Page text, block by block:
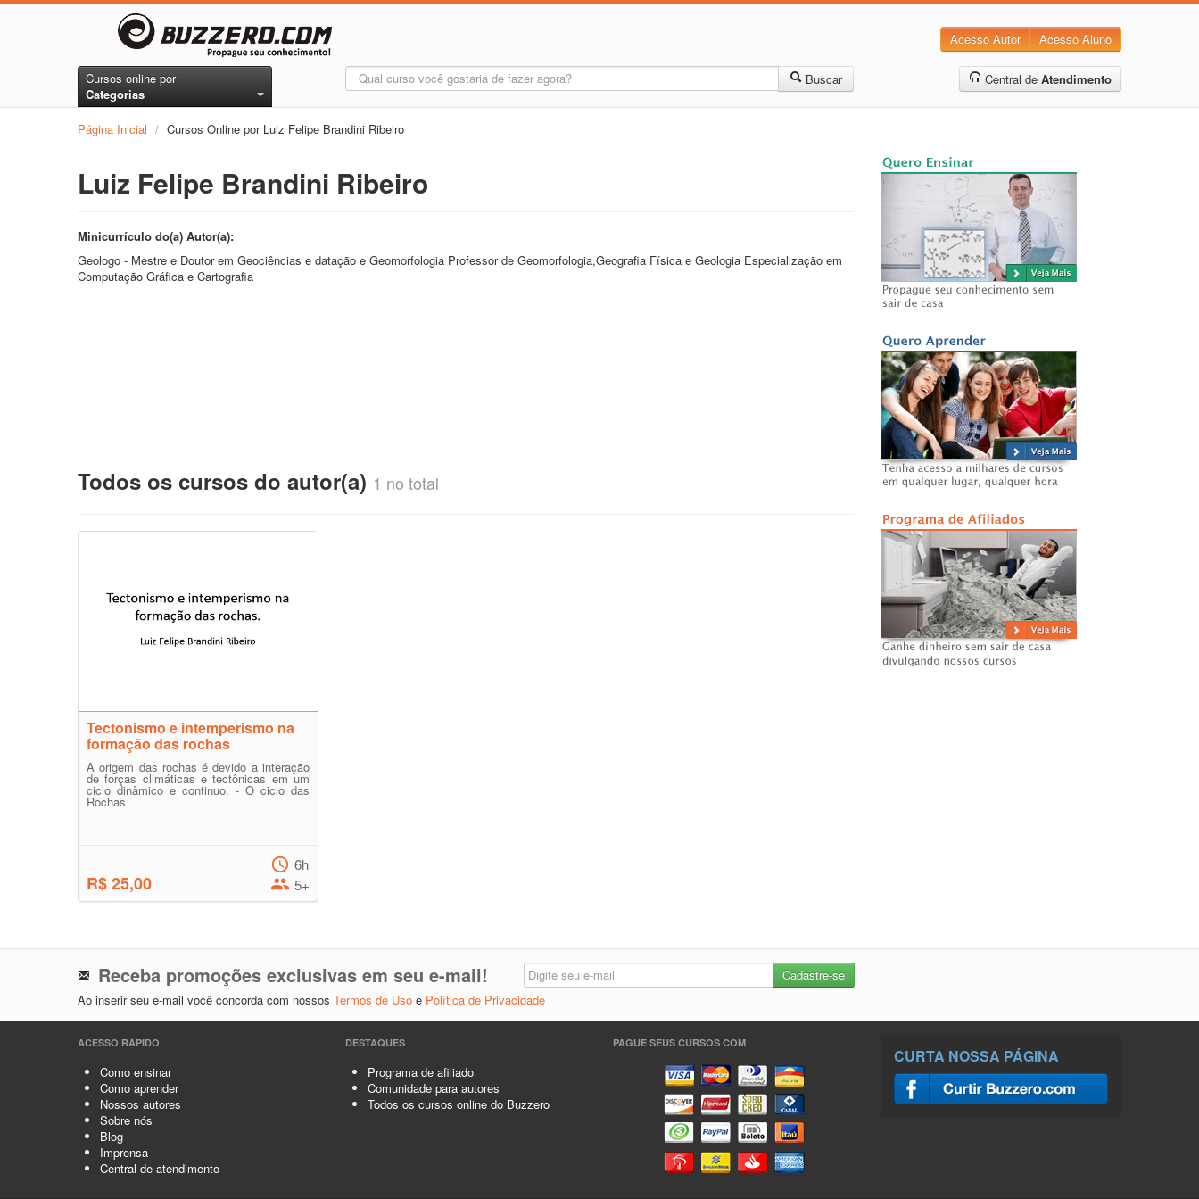
Acesso Autor Acesso Aluno
Cursos online por
Categorias
Buscar Central de Atendimento
Página Inicial / Cursos Online por Luiz Felipe Brandini Ribeiro
Luiz Felipe Brandini Ribeiro
Minicurrículo do(a) Autor(a):
Geologo - Mestre e Doutor em Geociências e datação e Geomorfologia Professor de Geomorfologia,Geografia Física e Geologia Especialização em
Computação Gráfica e Cartografia
Todos os cursos do autor(a) 1 no total
Tectonismo e intemperismo na
formação das rochas
A origem das rochas é devido a interação
de forças climáticas e tectônicas em um
ciclo dinâmico e continuo. - O ciclo das
Rochas
R$ 25,00
6h
5+
Receba promoções exclusivas em seu e-mail!
Ao inserir seu e-mail você concorda com nossos Termos de Uso e Política de Privacidade
ACESSO RÁPIDO
Como ensinar
Como aprender
Nossos autores
Sobre nós
Blog
Imprensa
Central de atendimento
DESTAQUES
Programa de afiliado
Comunidade para autores
Todos os cursos online do Buzzero
PAGUE SEUS CURSOS COM
CURTA NOSSA PÁGINA